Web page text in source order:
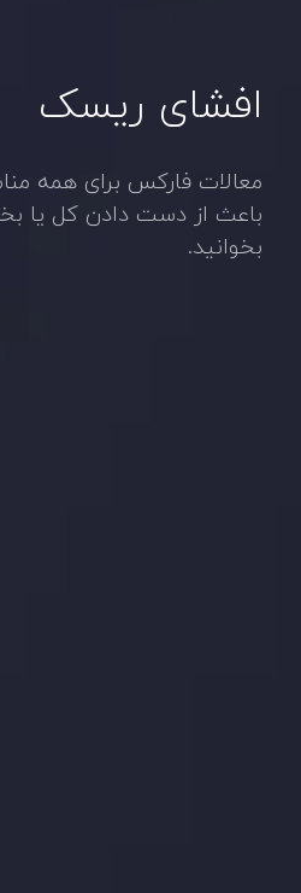
افشای ریسک
معالات فارکس برای همه
باعث از دست دادن کل یا
بخوانید.